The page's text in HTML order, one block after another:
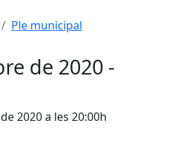
Ple municipal
de 2020 -
2020 a les 20:00h